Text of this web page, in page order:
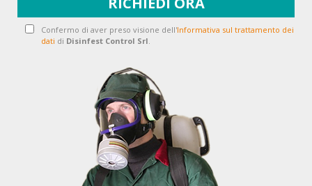
Confermo di aver preso visione dell'Informativa sul trattamento dei
dati di Disinfest Control Srl.